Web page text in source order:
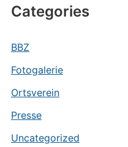
Categories
BBZ
Fotogalerie
Ortsverein
Presse
Uncategorized